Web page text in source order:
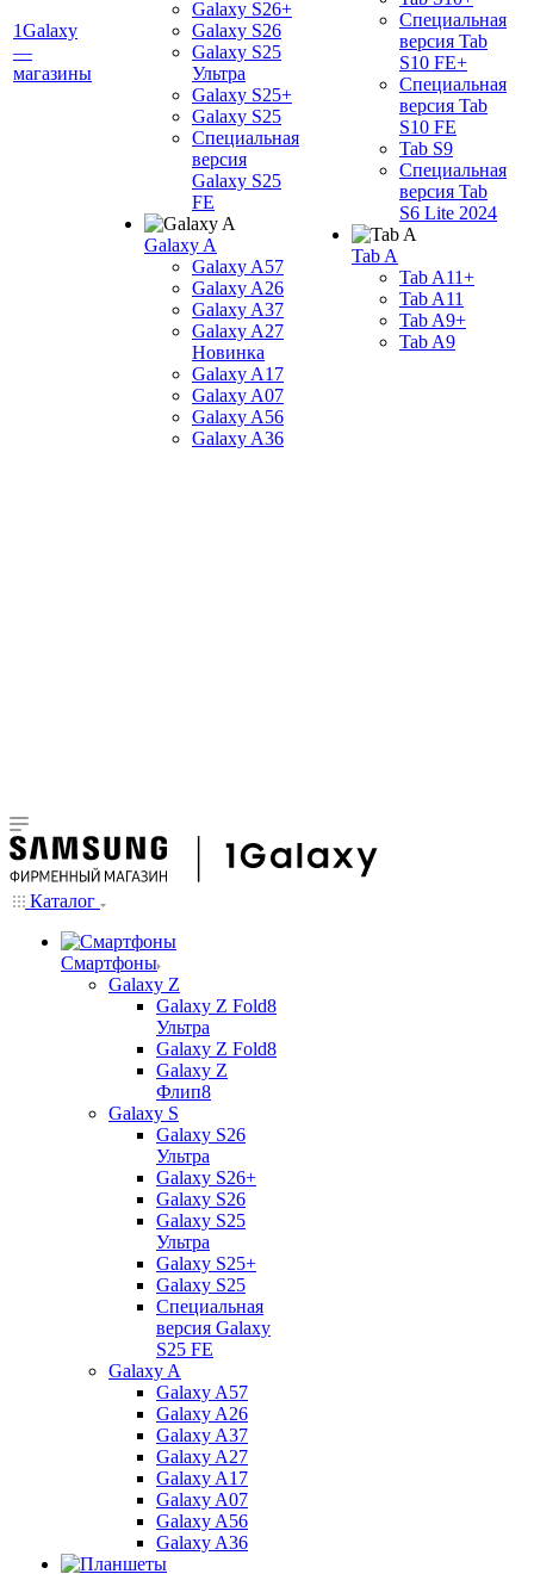
1Galaxy
—
магазины
Galaxy S26+
Galaxy S26
Galaxy S25
Ультра
Galaxy S25+
Galaxy S25
Специальная
версия
Galaxy S25
FE
Galaxy A
Galaxy A57
Galaxy A26
Galaxy A37
Galaxy A27
Новинка
Galaxy A17
Galaxy A07
Galaxy A56
Galaxy A36
Специальная
версия Tab
S10 FE+
Специальная
версия Tab
S10 FE
Tab S9
Специальная
версия Tab
S6 Lite 2024
Tab A
Tab A11+
Tab A11
Tab A9+
Tab A9
Каталог
Смартфоны
Galaxy Z
Galaxy Z Fold8
Ультра
Galaxy Z Fold8
Galaxy Z
Флип8
Galaxy S
Galaxy S26
Ультра
Galaxy S26+
Galaxy S26
Galaxy S25
Ультра
Galaxy S25+
Galaxy S25
Специальная
версия Galaxy
S25 FE
Galaxy A
Galaxy A57
Galaxy A26
Galaxy A37
Galaxy A27
Galaxy A17
Galaxy A07
Galaxy A56
Galaxy A36